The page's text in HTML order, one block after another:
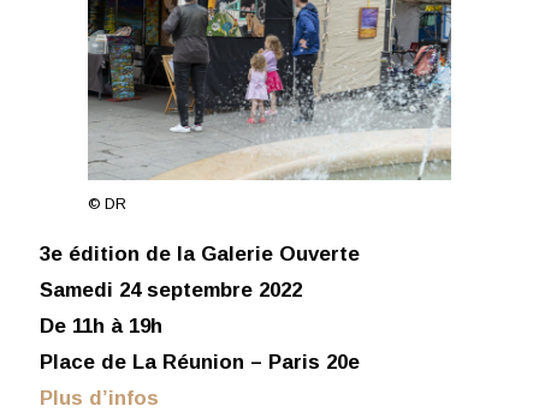
© DR
3e édition de la Galerie Ouverte
Samedi 24 septembre 2022
De 11h à 19h
Place de La Réunion – Paris 20e
Plus d’infos